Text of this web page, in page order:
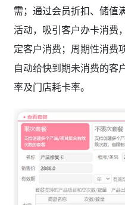
需；通过会员折扣、储值
活动，吸引客户办卡消费
定客户消费；周期性消费
自动给快到期未消费的客
率及门店耗卡率。